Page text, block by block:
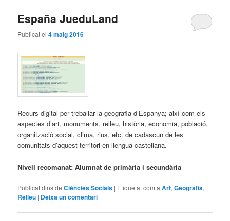
España JueduLand
Publicat el4 maig 2016
Recurs digital per treballar la geografia d’Espanya; així com els
aspectes d’art, monuments, relleu, història, economia, població,
organització social, clima, rius, etc. de cadascun de les
comunitats d’aquest territori en llengua castellana.
Nivell recomanat: Alumnat de primària i secundària
Publicat dins de Ciències Socials | Etiquetat com a Art,Geografia,
Relleu | Deixa un comentari